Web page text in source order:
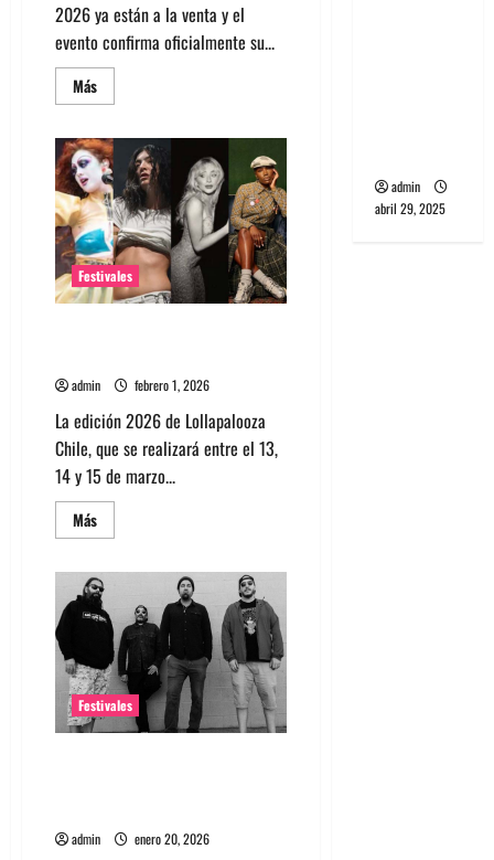
2026 ya están a la venta y el
evento confirma oficialmente su...
MásLeer
más
Entradas
festival
Rockout
2026
Festivales
admin febrero 1, 2026
La edición 2026 de Lollapalooza
Chile, que se realizará entre el 13,
14 y 15 de marzo...
MásLeer
más
Mujeres
en
Lollapalooza
Chile
2026
Festivales
admin enero 20, 2026
admin
abril 29, 2025